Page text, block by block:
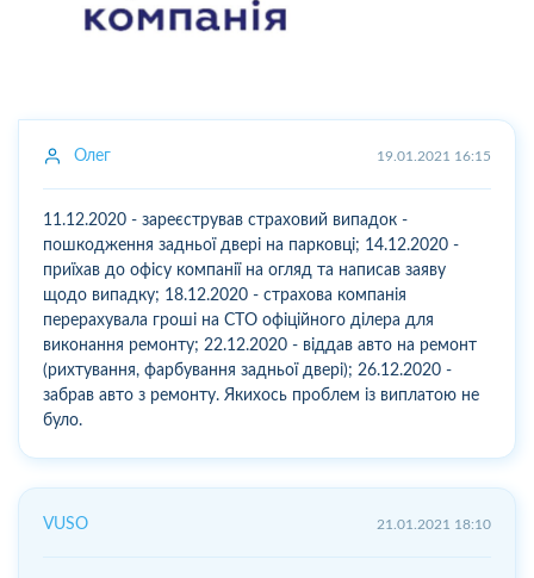
Олег 19.01.2021 16:15
11.12.2020 - зареєстрував страховий випадок -
пошкодження задньої двері на парковці; 14.12.2020 -
приїхав до офісу компанії на огляд та написав заяву
щодо випадку; 18.12.2020 - страхова компанія
перерахувала гроші на СТО офіційного ділера для
виконання ремонту; 22.12.2020 - віддав авто на ремонт
(рихтування, фарбування задньої двері); 26.12.2020 -
забрав авто з ремонту. Якихось проблем із виплатою не
було.
VUSO 21.01.2021 18:10